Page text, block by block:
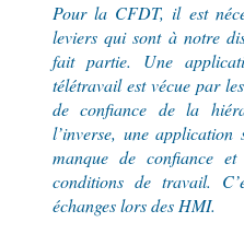
Pour la CFDT, il est
leviers qui sont à notre
fait partie. Une
télétravail est vécue par
de confiance de la
l’inverse, une application
manque de confiance
conditions de travail.
échanges lors des HMI.